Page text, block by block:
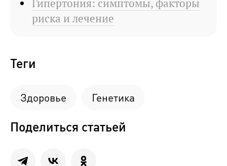
Гипертония: симптомы, факторы
риска и лечение
Теги
Здоровье Генетика
Поделиться статьей